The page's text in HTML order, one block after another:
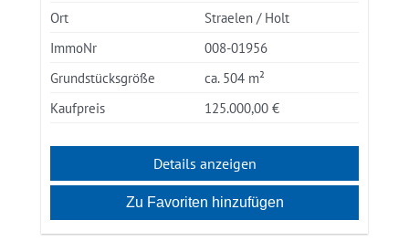
Ort
Straelen / Holt
ImmoNr
008-01956
Grundstücksgröße
ca. 504 m²
Kaufpreis
125.000,00 €
Details anzeigen
Zu Favoriten hinzufügen